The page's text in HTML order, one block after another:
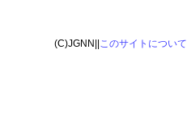
(C)JGNN|| このサイトについて